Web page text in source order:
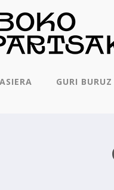
GURI BURUZ